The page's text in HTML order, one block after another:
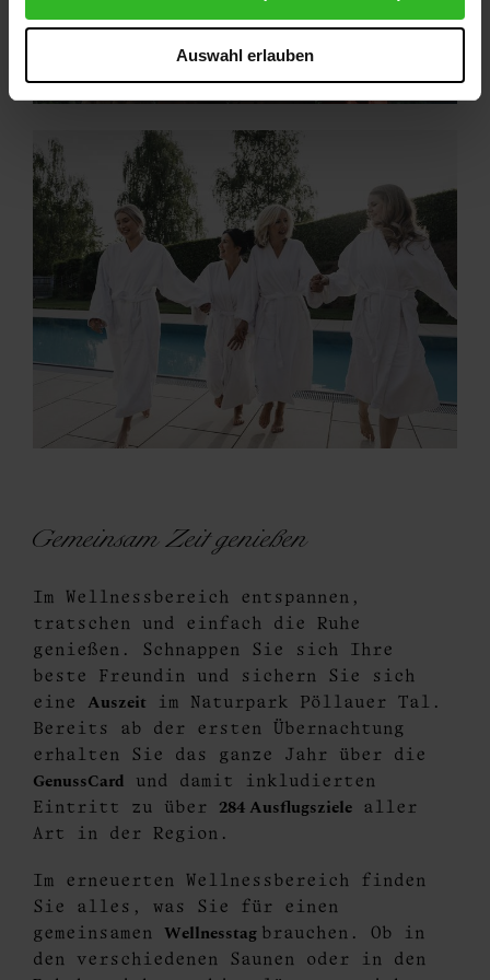
und Überwachungszwecken unterliegen und dagegen
keine wirksamen Rechtsbehelfe zur Verfügung stehen.
Mit Ihrem Klick auf "Ja, alle Cookies zulassen" stimmen
Sie zu, dass Cookies von uns und von Drittanbietern
(auch in den USA) verwendet werden dürfen.
Ausgenommen von den unbedingt erforderlichen
Cookies, die der ordnungsgemäßen Funktionsweise der
Website dienen und nicht abwählbar sind, können Sie die
einzelnen Cookies für jeden Anbieter individuell
bearbeiten. Ihre Einwilligung können Sie jederzeit mit
Wirkung für die Zukunft im Punkt "Cookie-Einstellungen"
in der Fußzeile dieser Website widerrufen.
Ausgenommen hiervon sind unbedingt erforderliche
Cookies, die nicht abgewählt werden können.
Auswahl erlauben
Gemeinsam Zeit genießen
Im Wellnessbereich entspannen,
tratschen und einfach die Ruhe
genießen. Schnappen Sie sich Ihre
beste Freundin und sichern Sie sich
eine Auszeit im Naturpark Pöllauer Tal.
Bereits ab der ersten Übernachtung
erhalten Sie das ganze Jahr über die
GenussCard und damit inkludierten
Eintritt zu über 284 Ausflugsziele aller
Art in der Region.
Im erneuerten Wellnessbereich finden
Sie alles, was Sie für einen
gemeinsamen Wellnesstag brauchen. Ob in
den verschiedenen Saunen oder in den